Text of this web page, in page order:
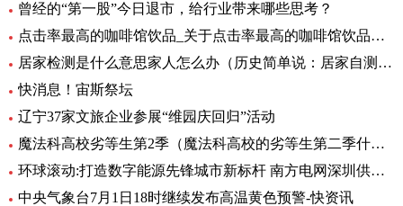
曾经的“第一股”今日退市，给行业带来哪些思考？
点击率最高的咖啡馆饮品_关于点击率最高的咖啡馆饮品介绍
居家检测是什么意思家人怎么办（历史简单说：居家自测阳性怎么办专家解答） 全球快资讯
快消息！宙斯祭坛
辽宁37家文旅企业参展“维园庆回归”活动
魔法科高校劣等生第2季（魔法科高校的劣等生第二季什么时候出）_环球热头条
环球滚动:打造数字能源先锋城市新标杆 南方电网深圳供电局主题展厅亮相数能展
中央气象台7月1日18时继续发布高温黄色预警-快资讯